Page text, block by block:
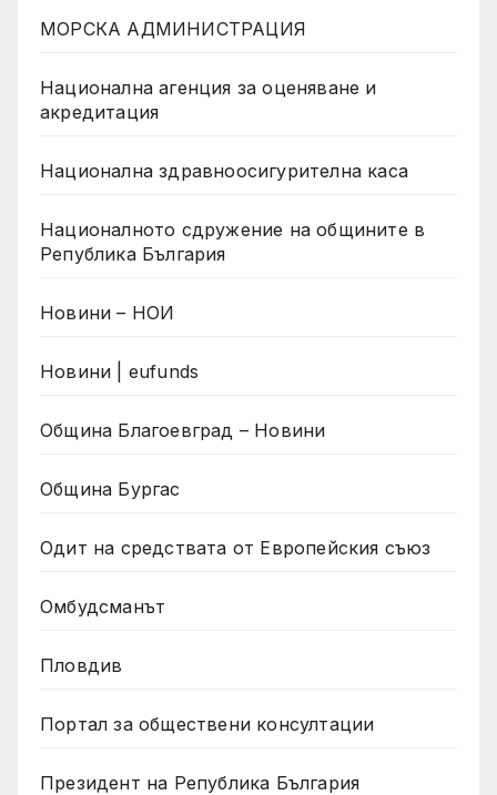
МОРСКА АДМИНИСТРАЦИЯ
Национална агенция за оценяване и
акредитация
Национална здравноосигурителна каса
Националното сдружение на общините в
Република България
Новини – НОИ
Новини | eufunds
Община Благоевград – Новини
Община Бургас
Одит на средствата от Европейския съюз
Омбудсманът
Пловдив
Портал за обществени консултации
Президент на Република България